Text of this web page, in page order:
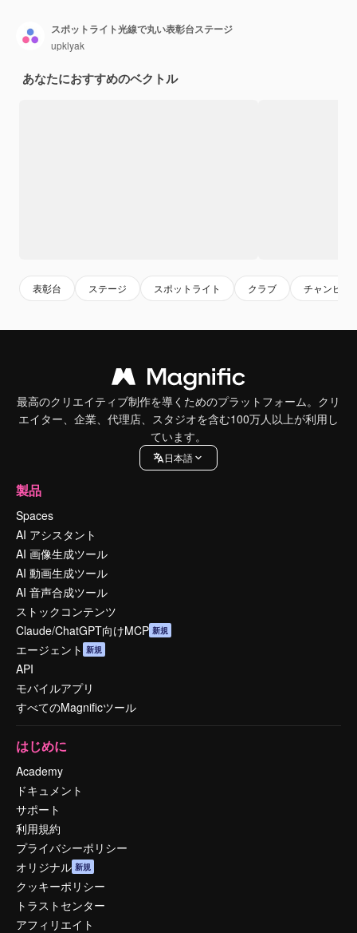
スポットライト光線で丸い表彰台ステージ
upklyak
あなたにおすすめのベクトル
表彰台 ステージ スポットライト クラブ チャンピオ
最高のクリエイティブ制作を導くためのプラットフォーム。クリ
エイター、企業、代理店、スタジオを含む100万人以上が利用し
ています。
日本語
製品
Spaces
AI アシスタント
AI 画像生成ツール
AI 動画生成ツール
AI 音声合成ツール
ストックコンテンツ
Claude/ChatGPT向けMCP 新規
エージェント 新規
API
モバイルアプリ
すべてのMagnificツール
はじめに
Academy
ドキュメント
サポート
利用規約
プライバシーポリシー
オリジナル 新規
クッキーポリシー
トラストセンター
アフィリエイト